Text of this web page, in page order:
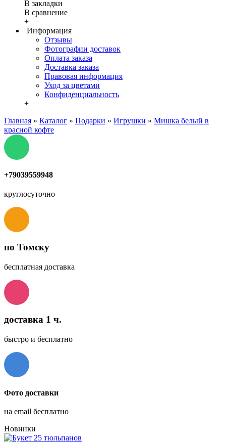
В закладки
В сравнение
+
Информация
Отзывы
Фотографии доставок
Оплата заказа
Доставка заказа
Правовая информация
Уход за цветами
Конфиденциальность
+
Главная » Каталог » Подарки » Игрушки » Мишка белый в
красной кофте
+79039559948
круглосуточно
по Томску
бесплатная доставка
доставка 1 ч.
быстро и бесплатно
Фото доставки
на email бесплатно
Новинки